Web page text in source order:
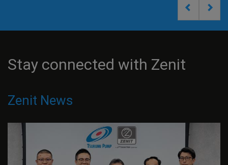
Stay connected with Zenit
Zenit News